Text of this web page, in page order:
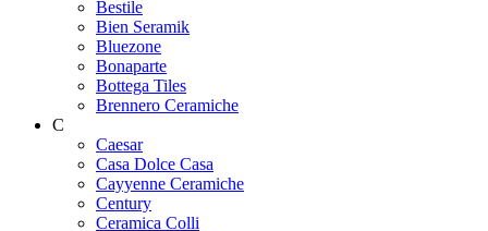
Bestile
Bien Seramik
Bluezone
Bonaparte
Bottega Tiles
Brennero Ceramiche
C
Caesar
Casa Dolce Casa
Cayyenne Ceramiche
Century
Ceramica Colli